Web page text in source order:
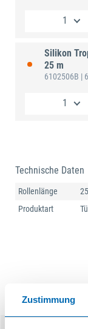
Zustimmung
Silikon
25 m
6102506B |
Technische Daten
Rollenlänge
Produktart